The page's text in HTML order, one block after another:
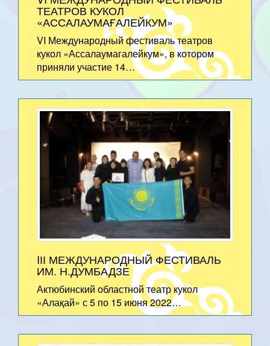
ТЕАТРОВ КУКОЛ
«АССАЛАУМАҒАЛЕЙКУМ»
VI Международный фестиваль театров
кукол «Ассалаумагалейкум», в котором
приняли участие 14…
IІІ МЕЖДУНАРОДНЫЙ ФЕСТИВАЛЬ
ИМ. Н.ДУМБАДЗЕ
Актюбинский областной театр кукол
«Алақай» с 5 по 15 июня 2022…